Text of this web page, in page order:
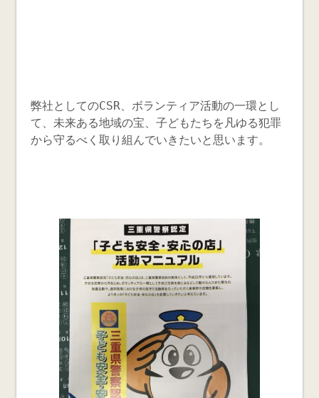
弊社としてのCSR、ボランティア活動の一環とし
て、未来ある地域の宝、子どもたちを凡ゆる犯罪
から守るべく取り組んでいきたいと思います。